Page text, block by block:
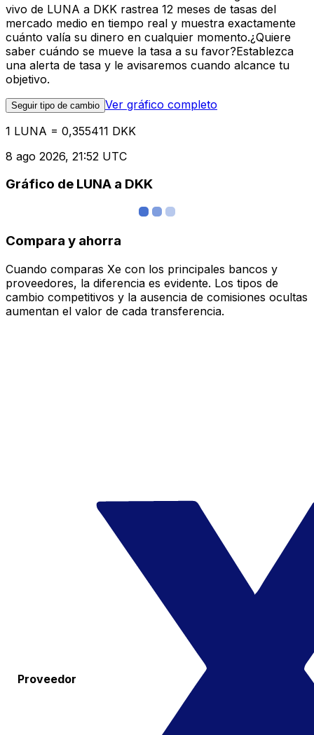
vivo de LUNA a DKK rastrea 12 meses de tasas del
mercado medio en tiempo real y muestra exactamente
cuánto valía su dinero en cualquier momento.¿Quiere
saber cuándo se mueve la tasa a su favor?Establezca
una alerta de tasa y le avisaremos cuando alcance tu
objetivo.
Seguir tipo de cambio Ver gráfico completo
1 LUNA = 0,355411 DKK
8 ago 2026, 21:52 UTC
Gráfico de LUNA a DKK
Compara y ahorra
Cuando comparas Xe con los principales bancos y
proveedores, la diferencia es evidente. Los tipos de
cambio competitivos y la ausencia de comisiones ocultas
aumentan el valor de cada transferencia.
Proveedor